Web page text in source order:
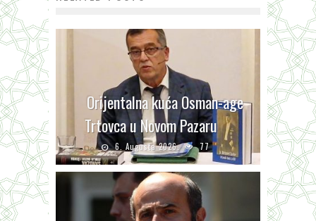
Orijentalna kuća Osman-age
Trtovca u Novom Pazaru
6. Augusta 2026. 77